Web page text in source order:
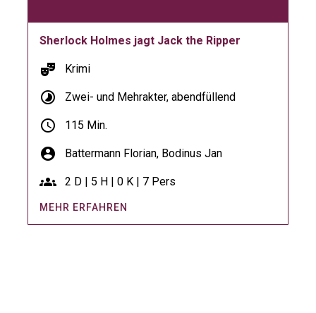
Sherlock Holmes jagt Jack the Ripper
theater_comedy Krimi
timelapse Zwei- und Mehrakter, abendfüllend
schedule 115 Min.
account_circle Battermann Florian,Bodinus Jan
groups 2 D | 5 H | 0 K | 7 Pers
MEHR ERFAHREN